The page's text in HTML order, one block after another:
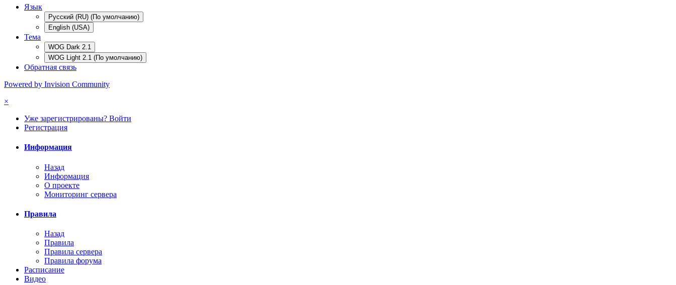
Язык
Русский (RU) (По умолчанию)
English (USA)
Тема
WOG Dark 2.1
WOG Light 2.1 (По умолчанию)
Обратная связь
Powered by Invision Community
×
Уже зарегистрированы? Войти
Регистрация
Информация
Назад
Информация
О проекте
Мониторинг сервера
Правила
Назад
Правила
Правила сервера
Правила форума
Расписание
Видео